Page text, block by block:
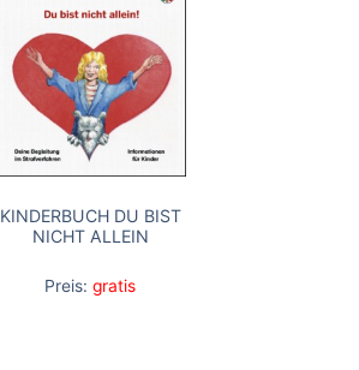
KINDERBUCH DU BIST
NICHT ALLEIN
Preis: gratis